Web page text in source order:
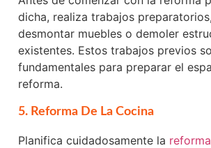
dicha, realiza trabajos
desmontar muebles o demoler
existentes. Estos trabajos previos
fundamentales para preparar el
reforma.
5. Reforma De La Cocina
Planifica cuidadosamente la